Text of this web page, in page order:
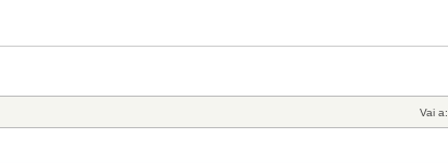
Vai a: